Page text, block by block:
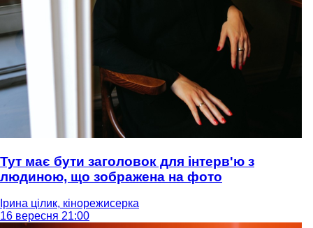
Тут має бути заголовок для інтерв'ю з
людиною, що зображена на фото
Ірина цілик, кінорежисерка
16 вересня 21:00